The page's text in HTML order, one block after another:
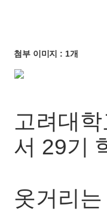
첨부 이미지 : 1개
고려대
서 29기
옷거리